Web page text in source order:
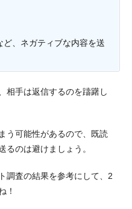
、ネガティブな内容を送
相手は返信するのを躊躇し
う可能性があるので、既読
るのは避けましょう。
調査の結果を参考にして、2
！